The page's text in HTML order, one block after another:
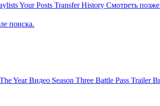
Your Posts Transfer History Смотреть позже
поиска.
Year Видео Season Three Battle Pass Trailer